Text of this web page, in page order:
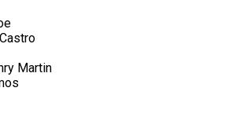
Martin